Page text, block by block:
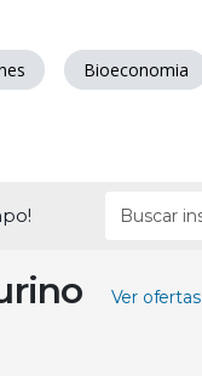
Bioeconomia
Ver ofertas